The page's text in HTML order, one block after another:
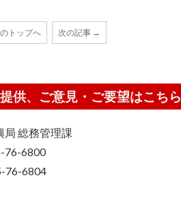
トップへ 次の記事 →
供、ご意見・ご要望はこちら
局 総務管理課
76-6800
76-6804